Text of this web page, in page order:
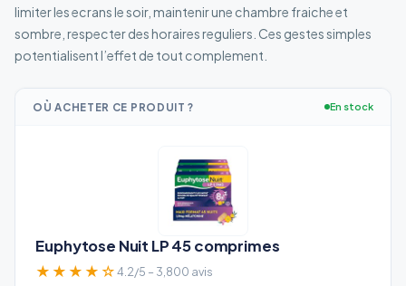
limiter les ecrans le soir, maintenir une chambre fraiche et
sombre, respecter des horaires reguliers. Ces gestes simples
potentialisent l’effet de tout complement.
OÙ ACHETER CE PRODUIT ? En stock
Euphytose Nuit LP 45 comprimes
★★★★☆4.2/5 – 3,800 avis